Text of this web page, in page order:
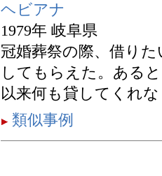
ヘビアナ
1979年 岐阜県
冠婚葬祭の際、借り
してもらえた。ある
以来何も貸してくれ
類似事例